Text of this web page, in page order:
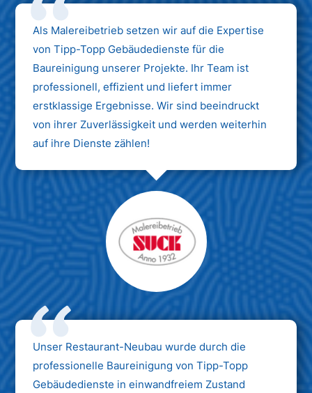
Als Malereibetrieb setzen wir auf die Expertise
von Tipp-Topp Gebäudedienste für die
Baureinigung unserer Projekte. Ihr Team ist
professionell, effizient und liefert immer
erstklassige Ergebnisse. Wir sind beeindruckt
von ihrer Zuverlässigkeit und werden weiterhin
auf ihre Dienste zählen!
Unser Restaurant-Neubau wurde durch die
professionelle Baureinigung von Tipp-Topp
Gebäudedienste in einwandfreiem Zustand